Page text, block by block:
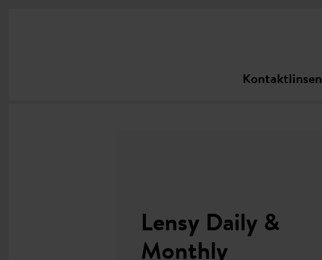
Kontaktlinsen
Lensy Daily &
Monthly